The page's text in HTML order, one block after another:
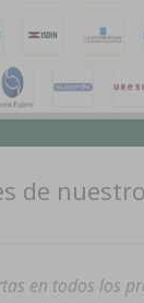
de
en todos los